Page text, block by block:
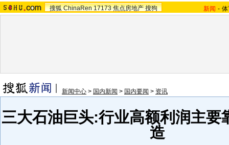
搜狐 ChinaRen 17173 焦点房地产 搜狗 新闻 -
新闻中心 > 国内新闻 > 国内要闻 > 资讯
三大石油巨头:行业高额利润主要
造